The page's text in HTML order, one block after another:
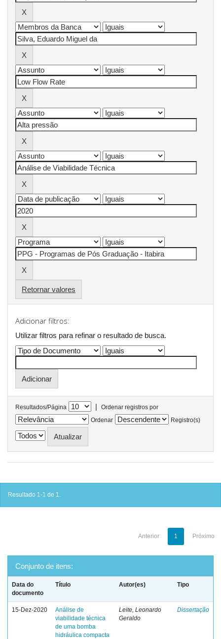
Retornar valores
Adicionar filtros:
Utilizar filtros para refinar o resultado de busca.
Resultados/Página |
Ordenar registros por
Ordenar
Registro(s)
Resultado 1-1 de 1.
Anterior 1 Próximo
Conjunto de itens:
Data do
documento
Título Autor(es) Tipo
15-Dez-2020
Análise de
viabilidade técnica
de uma bomba
hidráulica compacta
Leite, Leonardo
Geraldo
Dissertação